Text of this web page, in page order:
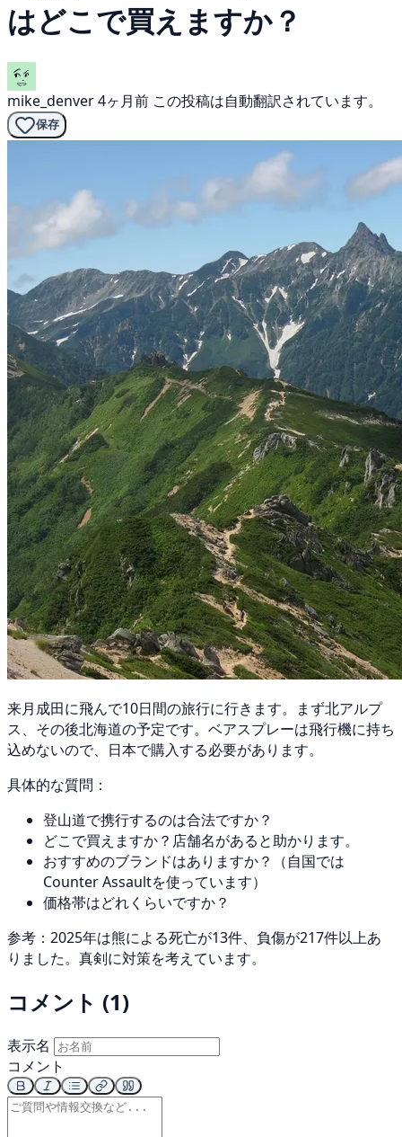
はどこで買えますか？
mike_denver4ヶ月前 この投稿は自動翻訳されています。
保存
来月成田に飛んで10日間の旅行に行きます。まず北アルプ
ス、その後北海道の予定です。ベアスプレーは飛行機に持ち
込めないので、日本で購入する必要があります。
具体的な質問：
登山道で携行するのは合法ですか？
どこで買えますか？店舗名があると助かります。
おすすめのブランドはありますか？（自国では
Counter Assaultを使っています）
価格帯はどれくらいですか？
参考：2025年は熊による死亡が13件、負傷が217件以上あ
りました。真剣に対策を考えています。
コメント (1)
表示名
コメント